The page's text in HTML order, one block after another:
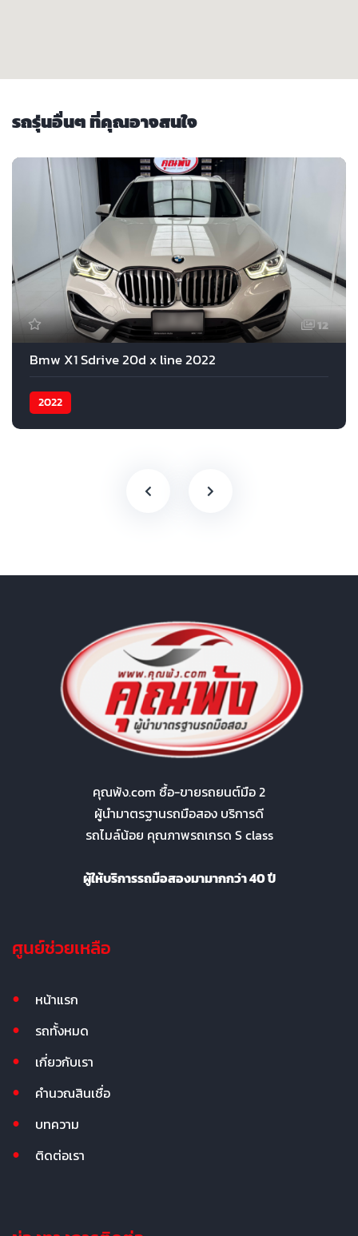
รถรุ่นอื่นๆ ที่คุณอาจสนใจ
12
Bmw X1 Sdrive 20d x line 2022
2022
คุณพ้ง.com ซื้อ-ขายรถยนต์มือ 2
ผู้นำมาตรฐานรถมือสอง บริการดี
รถไมล์น้อย คุณภาพรถเกรด S class
ผู้ให้บริการรถมือสองมามากกว่า 40 ปี
ศูนย์ช่วยเหลือ
หน้าแรก
รถทั้งหมด
เกี่ยวกับเรา
คำนวณสินเชื่อ
บทความ
ติดต่อเรา